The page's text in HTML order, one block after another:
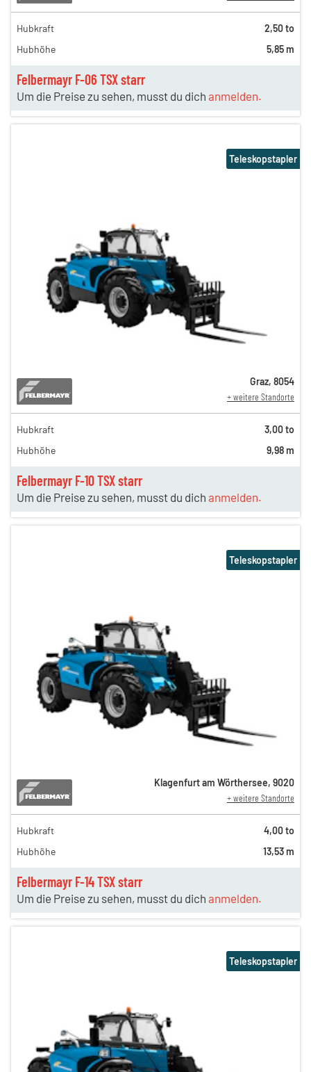
Felbermayr F-06 TSX starr
Um die Preise zu sehen, musst du dich anmelden.
Hubkraft
2,50 to
Hubhöhe
5,85 m
Felbermayr F-10 TSX starr
Um die Preise zu sehen, musst du dich anmelden.
Teleskopstapler
Graz, 8054
+ weitere Standorte
Hubkraft
3,00 to
Hubhöhe
9,98 m
Felbermayr F-14 TSX starr
Um die Preise zu sehen, musst du dich anmelden.
Teleskopstapler
Klagenfurt am Wörthersee, 9020
+ weitere Standorte
Hubkraft
4,00 to
Hubhöhe
13,53 m
Teleskopstapler